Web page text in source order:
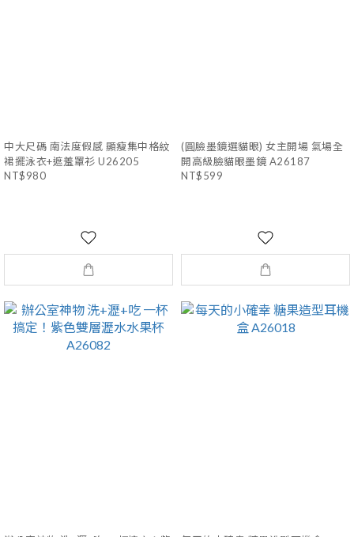
中大尺碼 南法度假感 顯瘦集中格紋
裙擺泳衣+遮羞罩衫 U26205
NT$980
(圓臉墨鏡選貓眼) 女主開場 氣場全
開高級臉貓眼墨鏡 A26187
NT$599